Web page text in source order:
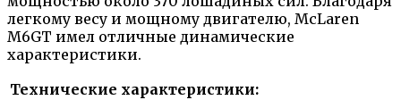
легкому весу и мощному двигателю, McLaren
M6GT имел отличные динамические
характеристики.
Технические характеристики: